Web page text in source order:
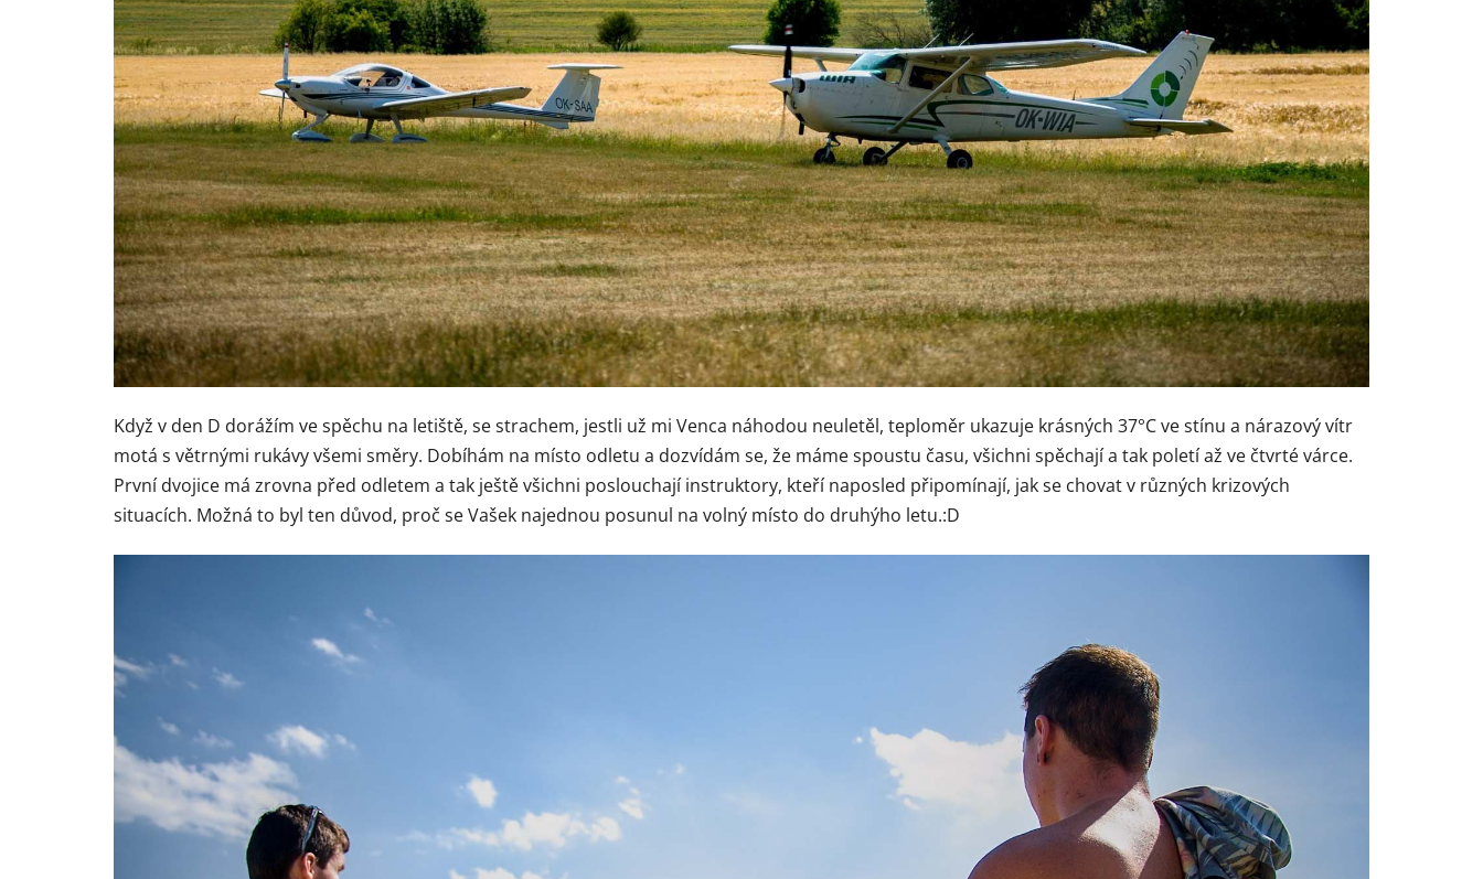
Když v den D dorážím ve spěchu na letiště, se strachem, jestli už mi Venca náhodou neuletěl, teploměr ukazuje krásných 37°C ve stínu a nárazový vítr
motá s větrnými rukávy všemi směry. Dobíhám na místo odletu a dozvídám se, že máme spoustu času, všichni spěchají a tak poletí až ve čtvrté várce.
První dvojice má zrovna před odletem a tak ještě všichni poslouchají instruktory, kteří naposled připomínají, jak se chovat v různých krizových
situacích. Možná to byl ten důvod, proč se Vašek najednou posunul na volný místo do druhýho letu.:D